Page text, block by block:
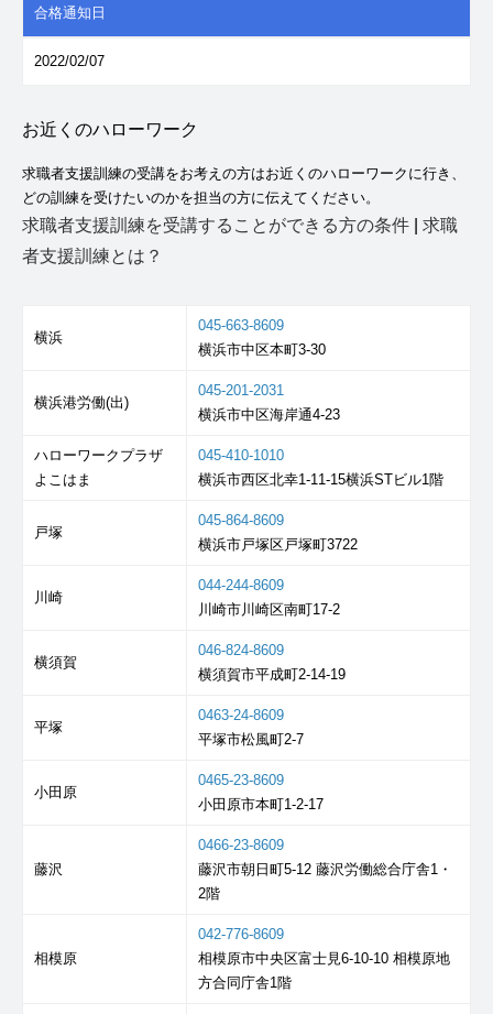
合格通知日
2022/02/07
お近くのハローワーク
求職者支援訓練の受講をお考えの方はお近くのハローワークに行き、
どの訓練を受けたいのかを担当の方に伝えてください。
求職者支援訓練を受講することができる方の条件
求職
者支援訓練とは？
横浜
045-663-8609
横浜市中区本町3-30
横浜港労働(出)
045-201-2031
横浜市中区海岸通4-23
ハローワークプラザ
よこはま
045-410-1010
横浜市西区北幸1-11-15横浜STビル1階
戸塚
045-864-8609
横浜市戸塚区戸塚町3722
川崎
044-244-8609
川崎市川崎区南町17-2
横須賀
046-824-8609
横須賀市平成町2-14-19
平塚
0463-24-8609
平塚市松風町2-7
小田原
0465-23-8609
小田原市本町1-2-17
藤沢
0466-23-8609
藤沢市朝日町5-12 藤沢労働総合庁舎1・
2階
相模原
042-776-8609
相模原市中央区富士見6-10-10 相模原地
方合同庁舎1階